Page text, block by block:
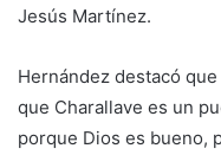
Jesús Martínez.
Hernández destacó
que Charallave es un
porque Dios es bueno,